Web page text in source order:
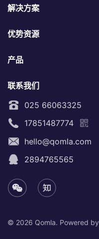
解决方案
优势资源
产品
联系我们
025 66063325
17851487774
hello@qomla.com
2894765565
© 2026 Qomla. Powered by